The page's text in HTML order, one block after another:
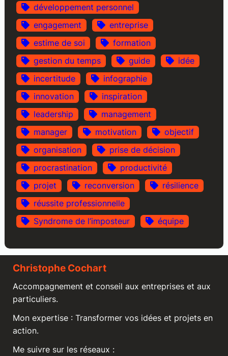
développement personnel
engagement
entreprise
estime de soi
formation
gestion du temps
guide
idée
incertitude
infographie
innovation
inspiration
leadership
management
manager
motivation
objectif
organisation
prise de décision
procrastination
productivité
projet
reconversion
résilience
réussite professionnelle
Syndrome de l’imposteur
équipe
Christophe Cochart
Accompagnement et conseil aux entreprises et aux
particuliers.
Mon expertise : Transformer vos idées et projets en
action.
Me suivre sur les réseaux :